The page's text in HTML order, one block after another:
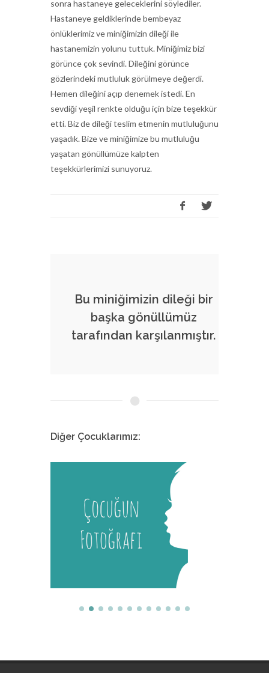
sonra hastaneye geleceklerini söylediler.
Hastaneye geldiklerinde bembeyaz
önlüklerimiz ve miniğimizin dileği ile
hastanemizin yolunu tuttuk. Miniğimiz bizi
görünce çok sevindi. Dileğini görünce
gözlerindeki mutluluk görülmeye değerdi.
Hemen dileğini açıp denemek istedi. En
sevdiği yeşil renkte olduğu için bize teşekkür
etti. Biz de dileği teslim etmenin mutluluğunu
yaşadık. Bize ve miniğimize bu mutluluğu
yaşatan gönüllümüze kalpten
teşekkürlerimizi sunuyoruz.
Bu miniğimizin dileği bir
başka gönüllümüz
tarafından karşılanmıştır.
Diğer Çocuklarımız:
Melis
İstanbul Tıp Fakültesi